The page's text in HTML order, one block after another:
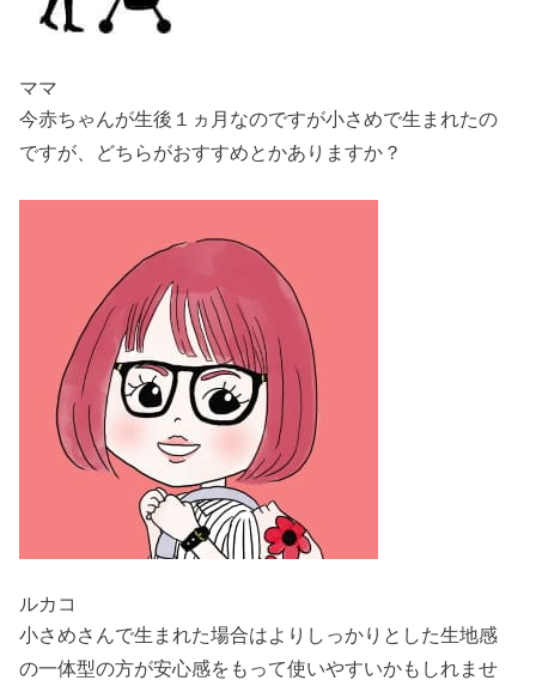
ママ
今赤ちゃんが生後１ヵ月なのですが小さめで生まれたの
ですが、どちらがおすすめとかありますか？
ルカコ
小さめさんで生まれた場合はよりしっかりとした生地感
の一体型の方が安心感をもって使いやすいかもしれませ